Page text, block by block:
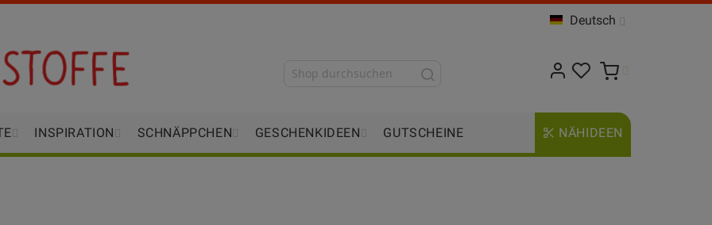
Deutsch
INSPIRATION SCHNÄPPCHEN GESCHENKIDEEN GUTSCHEINE NÄHIDEEN